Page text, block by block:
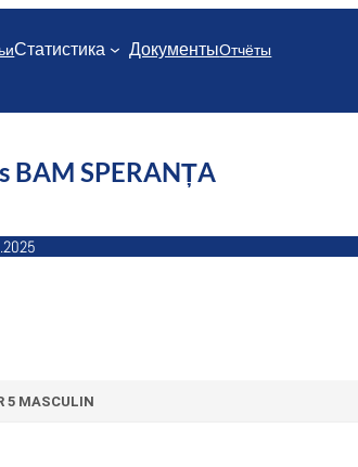
Статистика ДокументыОтчёты
BAM SPERANȚA
5 MASCULIN